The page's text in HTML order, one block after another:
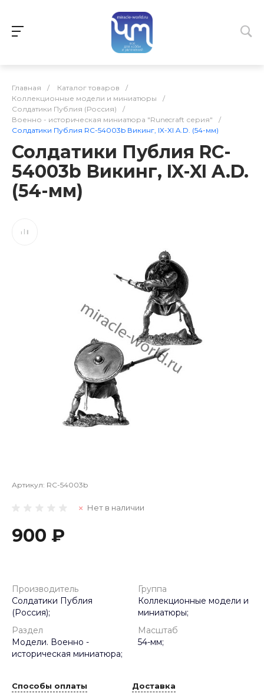
Главная / Каталог товаров
/
Коллекционные модели и миниатюры
/
Солдатики Публия (Россия)
/
Военно - историческая миниатюра "Runecraft серия"
/
Солдатики Публия RC-54003b Викинг, IX-XI A.D. (54-мм)
Солдатики Публия RC-
54003b Викинг, IX-XI A.D.
(54-мм)
Артикул: RC-54003b
Нет в наличии
900 ₽
Производитель
Солдатики Публия
(Россия);
Группа
Коллекционные модели и
миниатюры;
Раздел
Модели. Военно -
историческая миниатюра;
Масштаб
54-мм;
Способы оплаты Доставка